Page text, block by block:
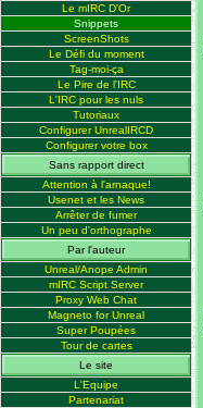
Le mIRC D'Or
Snippets
ScreenShots
Le Défi du moment
Tag-moi-ça
Le Pire de l'IRC
L'IRC pour les nuls
Tutoriaux
Configurer UnrealIRCD
Configurer votre box
Sans rapport direct
Attention à l'arnaque!
Usenet et les News
Arrêter de fumer
Un peu d'orthographe
Par l'auteur
Unreal/Anope Admin
mIRC Script Server
Proxy Web Chat
Magneto for Unreal
Super Poupées
Tour de cartes
Le site
L'Equipe
Partenariat